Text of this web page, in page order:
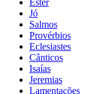
Ester
Jó
Salmos
Provérbios
Eclesiastes
Cânticos
Isaías
Jeremias
Lamentações